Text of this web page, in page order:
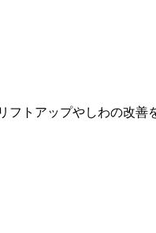
トアップやしわの改